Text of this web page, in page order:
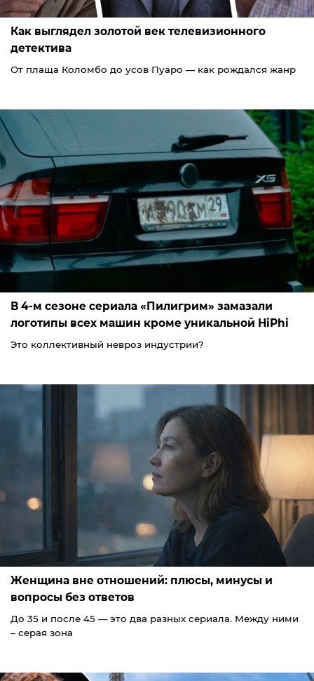
Как выглядел золотой век телевизионного
детектива
От плаща Коломбо до усов Пуаро — как рождался жанр
В 4-м сезоне сериала «Пилигрим» замазали
логотипы всех машин кроме уникальной HiPhi
Это коллективный невроз индустрии?
Женщина вне отношений: плюсы, минусы и
вопросы без ответов
До 35 и после 45 — это два разных сериала. Между ними
– серая зона